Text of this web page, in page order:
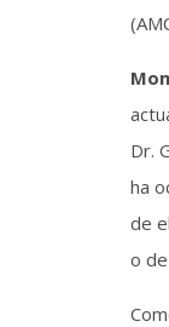
Dr.
ha
de
o